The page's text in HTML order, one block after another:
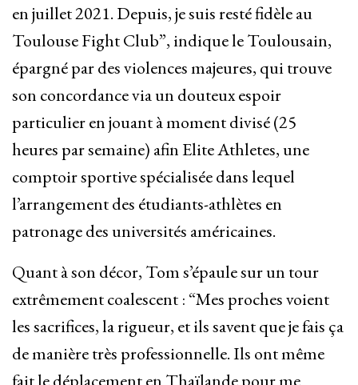
en juillet 2021. Depuis, je suis resté fidèle au
Toulouse Fight Club”, indique le Toulousain,
épargné par des violences majeures, qui trouve
son concordance via un douteux espoir
particulier en jouant à moment divisé (25
heures par semaine) afin Elite Athletes, une
comptoir sportive spécialisée dans lequel
l’arrangement des étudiants-athlètes en
patronage des universités américaines.
Quant à son décor, Tom s’épaule sur un tour
extrêmement coalescent : “Mes proches voient
les sacrifices, la rigueur, et ils savent que je fais ça
de manière très professionnelle. Ils ont même